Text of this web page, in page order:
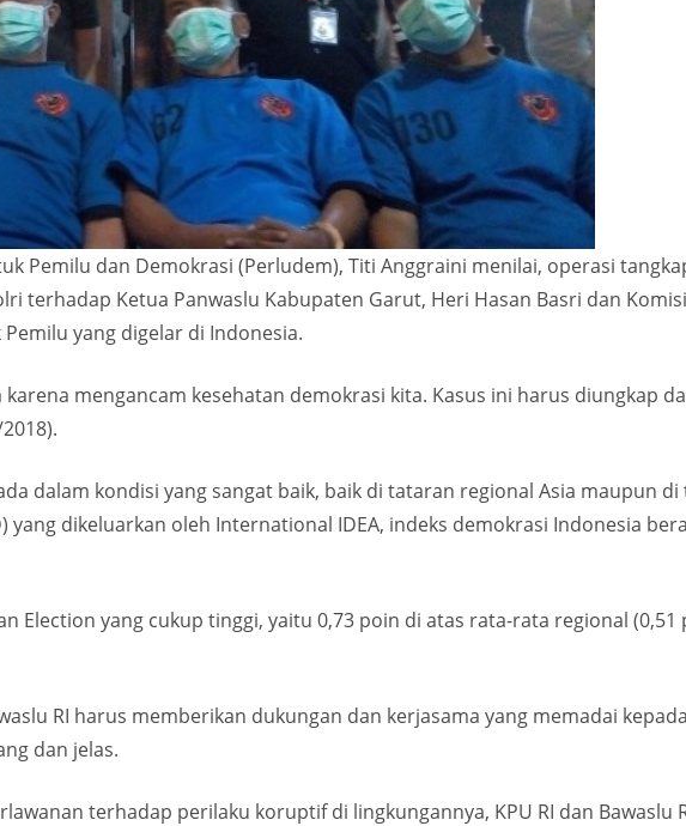
Pemilu dan Demokrasi (Perludem), Titi Anggraini menilai, operasi
terhadap Ketua Panwaslu Kabupaten Garut, Heri Hasan Basri dan
yang digelar di Indonesia.
mengancam kesehatan demokrasi kita. Kasus ini harus diungkap
dalam kondisi yang sangat baik, baik di tataran regional Asia maupun
yang dikeluarkan oleh International IDEA, indeks demokrasi Indonesia
Election yang cukup tinggi, yaitu 0,73 poin di atas rata-rata regional
RI harus memberikan dukungan dan kerjasama yang memadai
dan jelas.
terhadap perilaku koruptif di lingkungannya, KPU RI dan Bawaslu